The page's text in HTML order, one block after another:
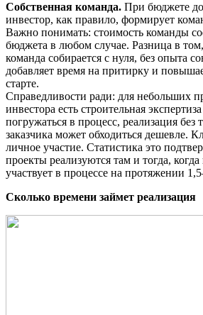
Собственная команда. При бюджете
инвестор, как правило, формирует
Важно понимать: стоимость команды
бюджета в любом случае. Разница в
команда собирается с нуля, без опыта
добавляет время на притирку и
старте.
Справедливости ради: для небольших
инвестора есть строительная
погружаться в процесс, реализация без
заказчика может обходиться дешевле.
личное участие. Статистика это
проекты реализуются там и тогда,
участвует в процессе на протяжении
Сколько времени займет реализация